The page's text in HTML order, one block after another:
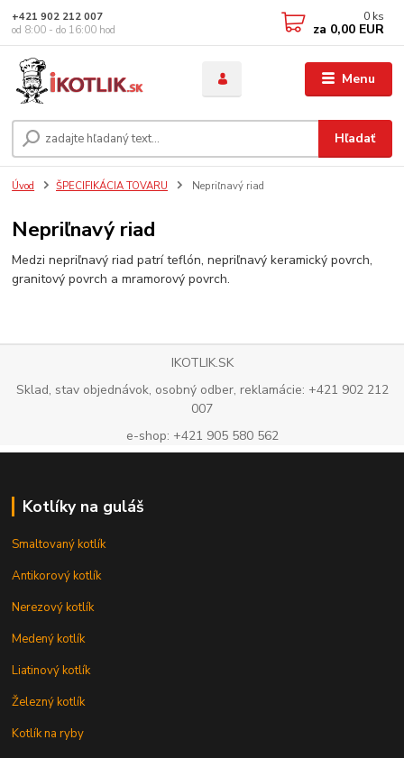
Menu
Hľadať
+421 902 212 007
od 8:00 - do 16:00 hod
0 ks
za 0,00 EUR
Úvod ŠPECIFIKÁCIA TOVARU Nepriľnavý riad
Nepriľnavý riad
Medzi nepriľnavý riad patrí teflón, nepriľnavý keramický povrch,
granitový povrch a mramorový povrch.
IKOTLIK.SK
Sklad, stav objednávok, osobný odber, reklamácie: +421 902 212
007
e-shop: +421 905 580 562
Kotlíky na guláš
Smaltovaný kotlík
Antikorový kotlík
Nerezový kotlík
Medený kotlík
Liatinový kotlík
Železný kotlík
Kotlík na ryby